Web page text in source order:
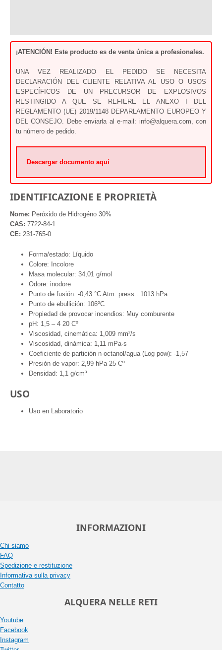
¡ATENCIÓN! Este producto es de venta única a profesionales.
UNA VEZ REALIZADO EL PEDIDO SE NECESITA
DECLARACIÓN DEL CLIENTE RELATIVA AL USO O USOS
ESPECÍFICOS DE UN PRECURSOR DE EXPLOSIVOS
RESTINGIDO A QUE SE REFIERE EL ANEXO I DEL
REGLAMENTO (UE) 2019/1148 DEPARLAMENTO EUROPEO Y
DEL CONSEJO. Debe enviarla al e-mail: info@alquera.com, con
tu número de pedido.
Descargar documento aquí
IDENTIFICAZIONE E PROPRIETÀ
Nome: Peróxido de Hidrogéno 30%
CAS: 7722-84-1
CE: 231-765-0
Forma/estado: Líquido
Colore: Incolore
Masa molecular: 34,01 g/mol
Odore: inodore
Punto de fusión: -0,43 °C Atm. press.: 1013 hPa
Punto de ebullición: 106ºC
Propiedad de provocar incendios: Muy comburente
pH: 1,5 – 4 20 Cº
Viscosidad, cinemática: 1,009 mm²/s
Viscosidad, dinámica: 1,11 mPa·s
Coeficiente de partición n-octanol/agua (Log pow): -1,57
Presión de vapor: 2,99 hPa 25 Cº
Densidad: 1,1 g/cm³
USO
Uso en Laboratorio
INFORMAZIONI
Chi siamo
FAQ
Spedizione e restituzione
Informativa sulla privacy
Contatto
ALQUERA NELLE RETI
Youtube
Facebook
Instagram